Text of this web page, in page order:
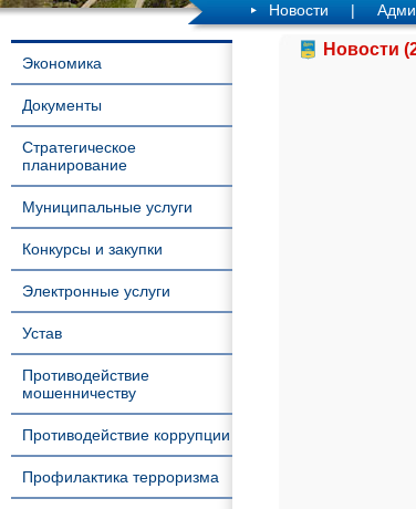
Новости |
Экономика
Документы
Стратегическое
планирование
Муниципальные услуги
Конкурсы и закупки
Электронные услуги
Устав
Противодействие
мошенничеству
Противодействие коррупции
Профилактика терроризма
Новости